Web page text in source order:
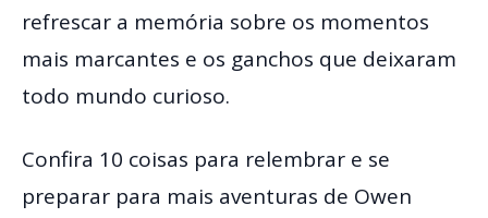
refrescar a memória sobre os momentos
mais marcantes e os ganchos que deixaram
todo mundo curioso.
Confira 10 coisas para relembrar e se
preparar para mais aventuras de Owen